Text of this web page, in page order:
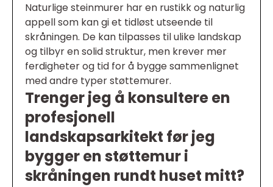
Naturlige steinmurer har en rustikk og naturlig
appell som kan gi et tidløst utseende til
skråningen. De kan tilpasses til ulike landskap
og tilbyr en solid struktur, men krever mer
ferdigheter og tid for å bygge sammenlignet
med andre typer støttemurer.
Trenger jeg å konsultere en
profesjonell
landskapsarkitekt før jeg
bygger en støttemur i
skråningen rundt huset mitt?